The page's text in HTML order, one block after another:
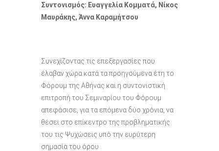
Συντονισμός: Ευαγγελία Κομματά, Νίκος
Μαυράκης, Άννα Καραμήτσου
Συνεχίζοντας τις επεξεργασίες που
έλαβαν χώρα κατά τα προηγούμενα έτη το
Φόρουμ της Αθήνας και η συντονιστική
επιτροπή του Σεμιναρίου του Φόρουμ
απεφάσισε, για τα επόμενα δύο χρόνια, να
θέσει στο επίκεντρο της προβληματικής
του τις Ψυχώσεις υπό την ευρύτερη
σημασία του όρου .